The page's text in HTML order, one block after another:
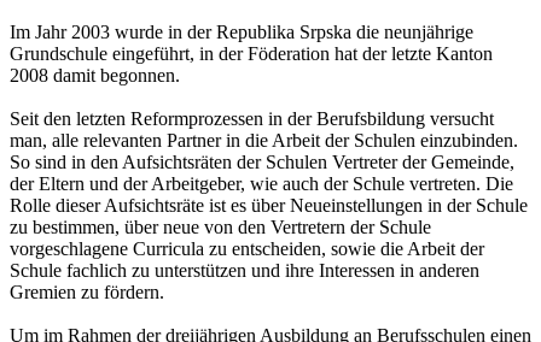
Im Jahr 2003 wurde in der Republika Srpska die neunjährige
Grundschule eingeführt, in der Föderation hat der letzte Kanton
2008 damit begonnen.
Seit den letzten Reformprozessen in der Berufsbildung versucht
man, alle relevanten Partner in die Arbeit der Schulen einzubinden.
So sind in den Aufsichtsräten der Schulen Vertreter der Gemeinde,
der Eltern und der Arbeitgeber, wie auch der Schule vertreten. Die
Rolle dieser Aufsichtsräte ist es über Neueinstellungen in der Schule
zu bestimmen, über neue von den Vertretern der Schule
vorgeschlagene Curricula zu entscheiden, sowie die Arbeit der
Schule fachlich zu unterstützen und ihre Interessen in anderen
Gremien zu fördern.
Um im Rahmen der dreijährigen Ausbildung an Berufsschulen einen